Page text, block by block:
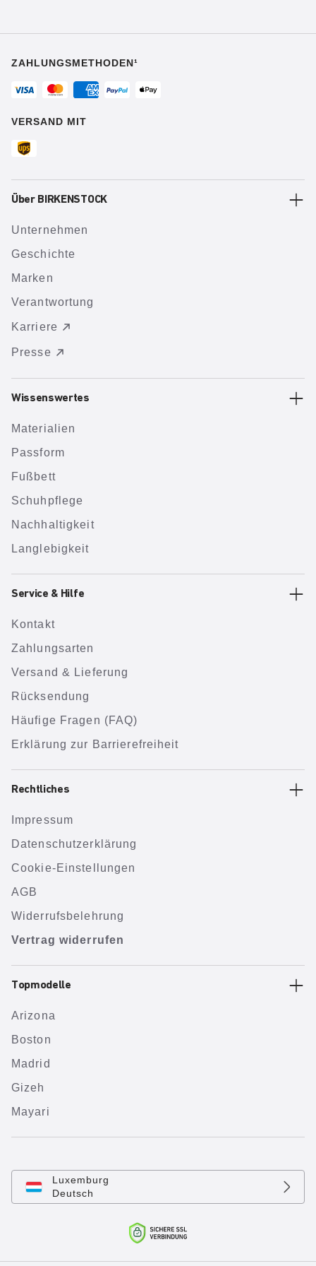
ZAHLUNGSMETHODEN¹
VERSAND MIT
Über BIRKENSTOCK
Unternehmen
Geschichte
Marken
Verantwortung
Karriere
Presse
Wissenswertes
Materialien
Passform
Fußbett
Schuhpflege
Nachhaltigkeit
Langlebigkeit
Service & Hilfe
Kontakt
Zahlungsarten
Versand & Lieferung
Rücksendung
Häufige Fragen (FAQ)
Erklärung zur Barrierefreiheit
Rechtliches
Impressum
Datenschutzerklärung
Cookie-Einstellungen
AGB
Widerrufsbelehrung
Vertrag widerrufen
Topmodelle
Arizona
Boston
Madrid
Gizeh
Mayari
Luxemburg
Deutsch